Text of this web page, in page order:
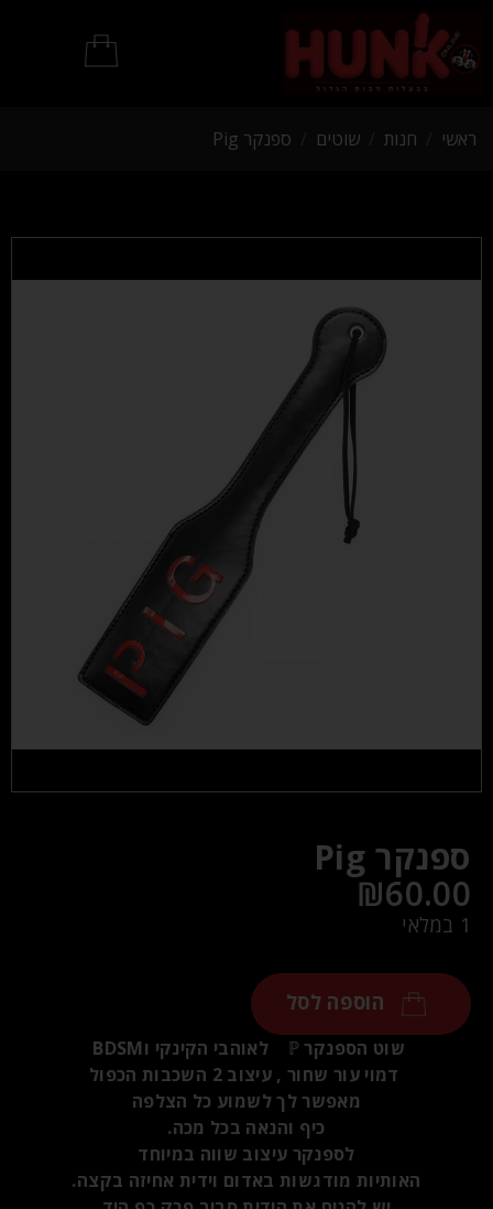
ראשי חנות שוטים ספנקר Pig
ספנקר Pig
₪60.00
1 במלאי
הוספה לסל
שוט הספנקרℙ
לאוהבי הקינקי וBDSM
דמוי עור שחור , עיצוב 2 השכבות הכפול
מאפשר לך לשמוע כל הצלפה
כיף והנאה בכל מכה.
לספנקר עיצוב שווה במיוחד
האותיות מודגשות באדום וידית אחיזה בקצה.